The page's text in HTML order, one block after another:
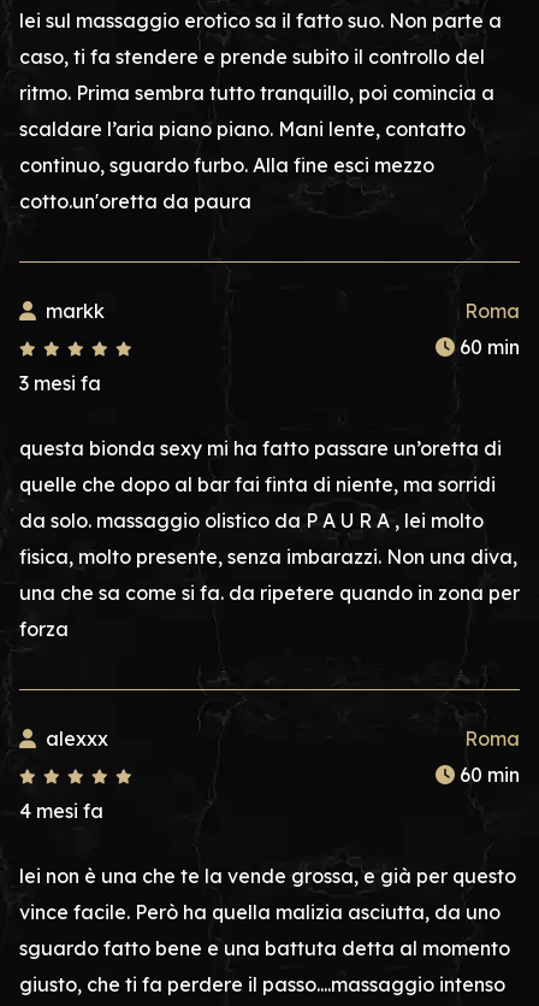
lei sul massaggio erotico sa il fatto suo. Non parte a
caso, ti fa stendere e prende subito il controllo del
ritmo. Prima sembra tutto tranquillo, poi comincia a
scaldare l’aria piano piano. Mani lente, contatto
continuo, sguardo furbo. Alla fine esci mezzo
cotto.un'oretta da paura
markk
3 mesi fa
Roma
60 min
questa bionda sexy mi ha fatto passare un’oretta di
quelle che dopo al bar fai finta di niente, ma sorridi
da solo. massaggio olistico da P A U R A , lei molto
fisica, molto presente, senza imbarazzi. Non una diva,
una che sa come si fa. da ripetere quando in zona per
forza
alexxx
4 mesi fa
Roma
60 min
lei non è una che te la vende grossa, e già per questo
vince facile. Però ha quella malizia asciutta, da uno
sguardo fatto bene e una battuta detta al momento
giusto, che ti fa perdere il passo....massaggio intenso